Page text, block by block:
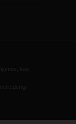
kas